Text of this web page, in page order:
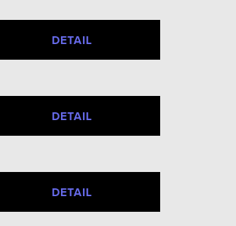
DETAIL
DETAIL
DETAIL